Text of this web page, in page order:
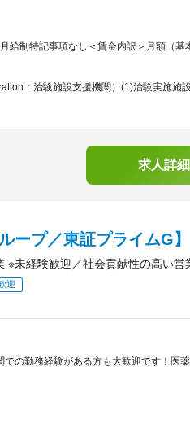
給制特記事項なし＜賃金内訳＞月額（基
：治験施設支援機関）(1)治験実施施設
求人詳
ープ／東証プライムG】
※未経験歓迎／社会貢献性の高い営
迎
の勤務経験がある方も大歓迎です！医